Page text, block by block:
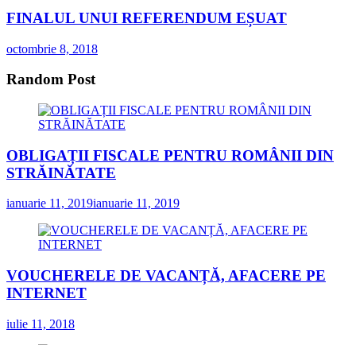
FINALUL UNUI REFERENDUM EȘUAT
octombrie 8, 2018
Random Post
OBLIGAȚII FISCALE PENTRU ROMÂNII DIN
STRĂINĂTATE
ianuarie 11, 2019ianuarie 11, 2019
VOUCHERELE DE VACANȚĂ, AFACERE PE
INTERNET
iulie 11, 2018